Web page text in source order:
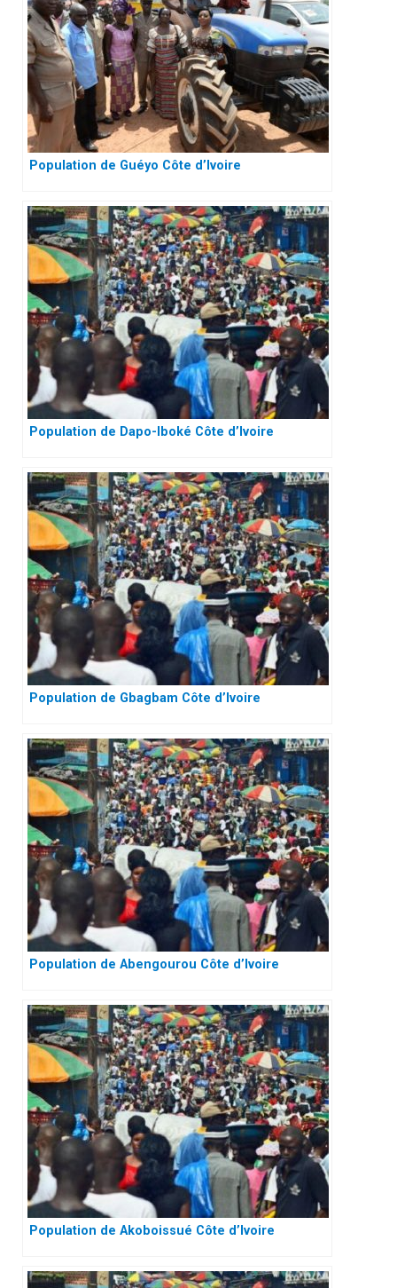
Population de Guéyo Côte d’Ivoire
Population de Dapo-Iboké Côte d’Ivoire
Population de Gbagbam Côte d’Ivoire
Population de Abengourou Côte d’Ivoire
Population de Akoboissué Côte d’Ivoire